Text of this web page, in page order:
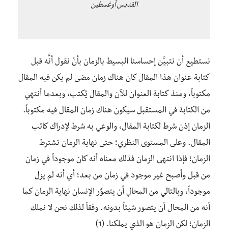
القديس أوغسطين
نستطيع أن نتبيَّن إحساسنا البسيط بالزمان بأنْ نقول أنَّه قبل
كتابة عنوان هذا المقال كان هناك زمان مضى لم يكن فيه المقال
مكتوباً، ومنذ كتابة العنوان للآن والمقال يُكتب، وبعدما أنتهي
من الكتابة في المستقبل سيكون هناك زمان المقال فيه مكتوباً.
الزمان إذن شرط لكتابة المقال، والوعي به شرط لإدراك كاتب
المقال. وعلى المستوى النظري؛ حتى نهاية الزمان تشترط
الزمان؛ فإذا انتهى الزمان فذلك معناه أنه كان موجوداً في زمان
من قبل وأصبح غير موجود في زمان من بعد؛ أي أنه لم يزل
موجوداً، وبالتالي من المحالِ أن يتصوٌَر الإنسان نهاية الزمان كما
أنه من المحال أن يتصور شيئاً بدونه. وفقاً لذلك نحن لا نملك
الزمان؛ لكن الزمان هو الذي يملكنا. (1)